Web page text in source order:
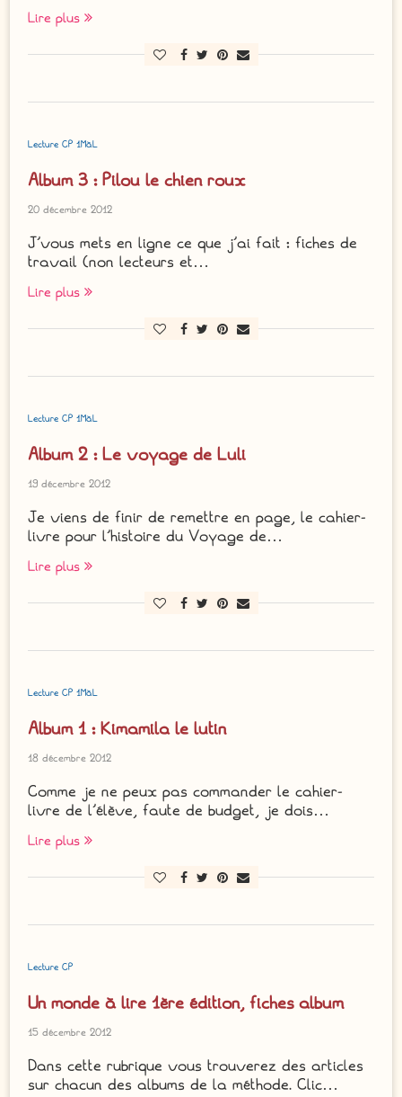
Lire plus
Lecture CP 1MàL
Album 3 : Pilou le chien roux
20 décembre 2012
J’vous mets en ligne ce que j’ai fait : fiches de
travail (non lecteurs et…
Lire plus
Lecture CP 1MàL
Album 2 : Le voyage de Luli
19 décembre 2012
Je viens de finir de remettre en page, le cahier-
livre pour l’histoire du Voyage de…
Lire plus
Lecture CP 1MàL
Album 1 : Kimamila le lutin
18 décembre 2012
Comme je ne peux pas commander le cahier-
livre de l’élève, faute de budget, je dois…
Lire plus
Lecture CP
Un monde à lire 1ère édition, fiches album
15 décembre 2012
Dans cette rubrique vous trouverez des articles
sur chacun des albums de la méthode. Clic…